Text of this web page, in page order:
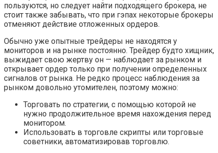
пользуются, но следует найти подходящего брокера, не
стоит также забывать, что при гэпах некоторые брокеры
отменяют действие отложенных ордеров.
Обычно уже опытные трейдеры не находятся у
мониторов и на рынке постоянно. Трейдер будто хищник,
выжидает свою жертву он — наблюдает за рынком и
открывает ордер только при получении определенных
сигналов от рынка. Не редко процесс наблюдения за
рынком довольно утомителен, поэтому можно:
Торговать по стратегии, с помощью которой не
нужно продолжительное время нахождения перед
монитором.
Использовать в торговле скрипты или торговые
советники, автоматизировав торговлю.